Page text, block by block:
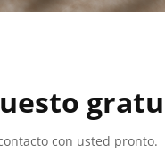
con usted pronto.